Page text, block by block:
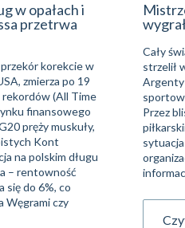
w opałach i
przetrwa
przekór korekcie w
zmierza po 19
(All Time
finansowego
pręży muskuły,
Kont
na polskim długu
– rentowność
się do 6%, co
Węgrami czy
Cały
strzelił
Przez